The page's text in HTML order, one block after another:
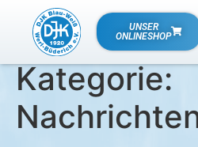
UNSER
ONLINESHOP
Kategorie: